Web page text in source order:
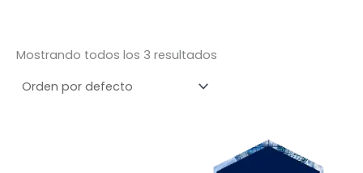
Mostrando todos los 3 resultados